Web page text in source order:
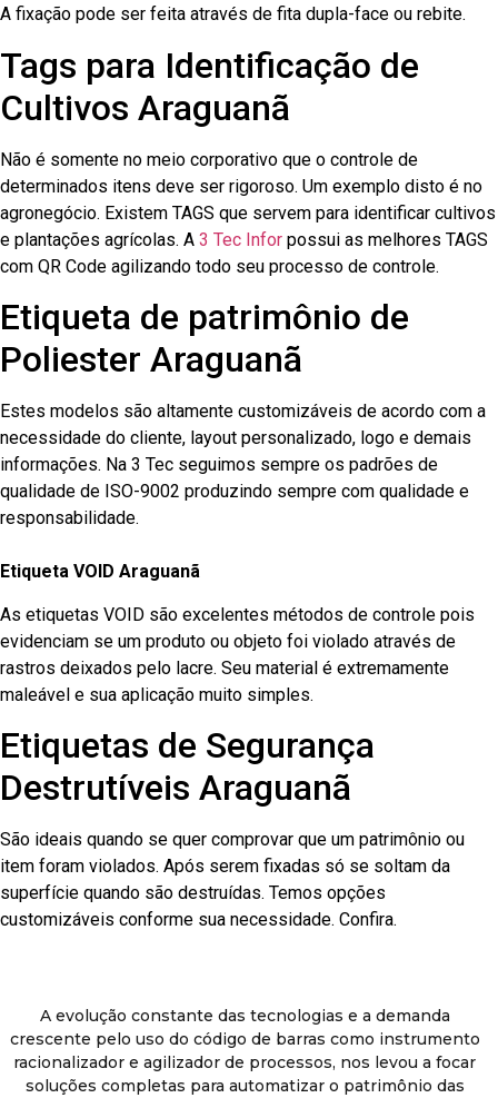
A fixação pode ser feita através de fita dupla-face ou rebite.
Tags para Identificação de
Cultivos Araguanã
Não é somente no meio corporativo que o controle de
determinados itens deve ser rigoroso. Um exemplo disto é no
agronegócio. Existem TAGS que servem para identificar cultivos
e plantações agrícolas. A 3 Tec Infor possui as melhores TAGS
com QR Code agilizando todo seu processo de controle.
Etiqueta de patrimônio de
Poliester Araguanã
Estes modelos são altamente customizáveis de acordo com a
necessidade do cliente, layout personalizado, logo e demais
informações. Na 3 Tec seguimos sempre os padrões de
qualidade de ISO-9002 produzindo sempre com qualidade e
responsabilidade.
Etiqueta VOID Araguanã
As etiquetas VOID são excelentes métodos de controle pois
evidenciam se um produto ou objeto foi violado através de
rastros deixados pelo lacre. Seu material é extremamente
maleável e sua aplicação muito simples.
Etiquetas de Segurança
Destrutíveis Araguanã
São ideais quando se quer comprovar que um patrimônio ou
item foram violados. Após serem fixadas só se soltam da
superfície quando são destruídas. Temos opções
customizáveis conforme sua necessidade. Confira.
A evolução constante das tecnologias e a demanda
crescente pelo uso do código de barras como instrumento
racionalizador e agilizador de processos, nos levou a focar
soluções completas para automatizar o patrimônio das